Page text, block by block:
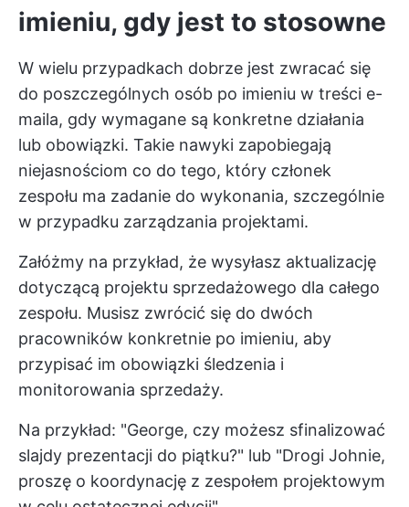
imieniu, gdy jest to stosowne
W wielu przypadkach dobrze jest zwracać się
do poszczególnych osób po imieniu w treści e-
maila, gdy wymagane są konkretne działania
lub obowiązki. Takie nawyki zapobiegają
niejasnościom co do tego, który członek
zespołu ma zadanie do wykonania, szczególnie
w przypadku zarządzania projektami.
Załóżmy na przykład, że wysyłasz aktualizację
dotyczącą projektu sprzedażowego dla całego
zespołu. Musisz zwrócić się do dwóch
pracowników konkretnie po imieniu, aby
przypisać im obowiązki śledzenia i
monitorowania sprzedaży.
Na przykład: "George, czy możesz sfinalizować
slajdy prezentacji do piątku?" lub "Drogi Johnie,
proszę o koordynację z zespołem projektowym